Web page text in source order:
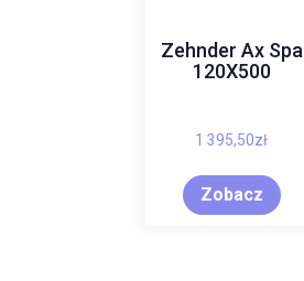
Zehnder Ax Spa
120X500
1 395,50zł
Zobacz